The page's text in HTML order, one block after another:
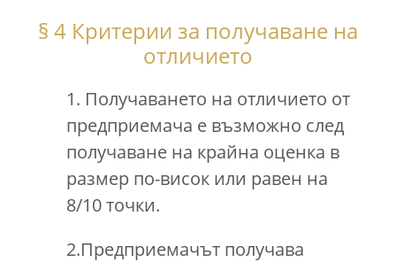
§ 4 Критерии за получаване на
отличието
1. Получаването на отличието от
предприемача е възможно след
получаване на крайна оценка в
размер по-висок или равен на
8/10 точки.
2.Предприемачът получава